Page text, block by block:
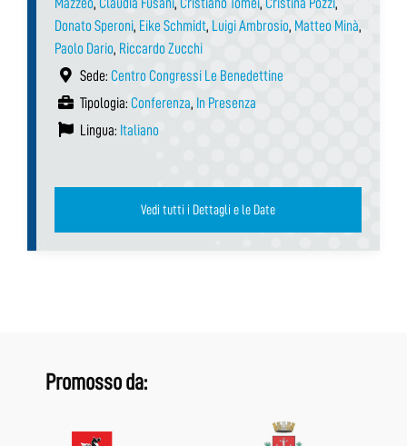
Mazzeo, Claudia Fusani, Cristiano Tomei, Cristina Pozzi,
Donato Speroni, Eike Schmidt, Luigi Ambrosio, Matteo Minà,
Paolo Dario, Riccardo Zucchi
Sede: Centro Congressi Le Benedettine
Tipologia: Conferenza, In Presenza
Lingua: Italiano
Vedi tutti i Dettagli e le Date
Promosso da: